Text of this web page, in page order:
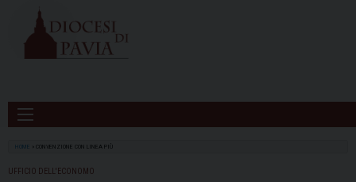
HOME CONVENZIONE CON LINEA PIÙ
UFFICIO DELL'ECONOMO